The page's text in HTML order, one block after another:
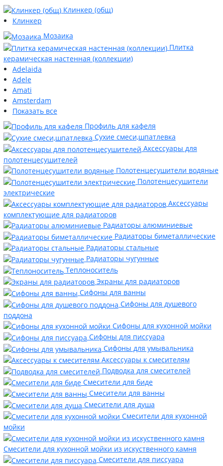
Клинкер (общ)
Клинкер
Мозаика
Плитка
керамическая настенная (коллекции)
Adelaida
Adele
Amati
Amsterdam
Показать все
Профиль для кафеля
Сухие смеси,шпатлевка
Аксессуары для
полотенцесушителей
Полотенцесушители водяные
Полотенцесушители
электрические
Аксессуары
комплектующие для радиаторов
Радиаторы алюминиевые
Радиаторы биметаллические
Радиаторы стальные
Радиаторы чугунные
Теплоноситель
Экраны для радиаторов
Сифоны для ванны
Сифоны для душевого
поддона
Сифоны для кухонной мойки
Сифоны для писсуара
Сифоны для умывальника
Аксессуары к смесителям
Подводка для смесителей
Смесители для биде
Смесители для ванны
Смесители для душа
Смесители для кухонной
мойки
Смесители для кухонной мойки из искуственного камня
Смесители для писсуара